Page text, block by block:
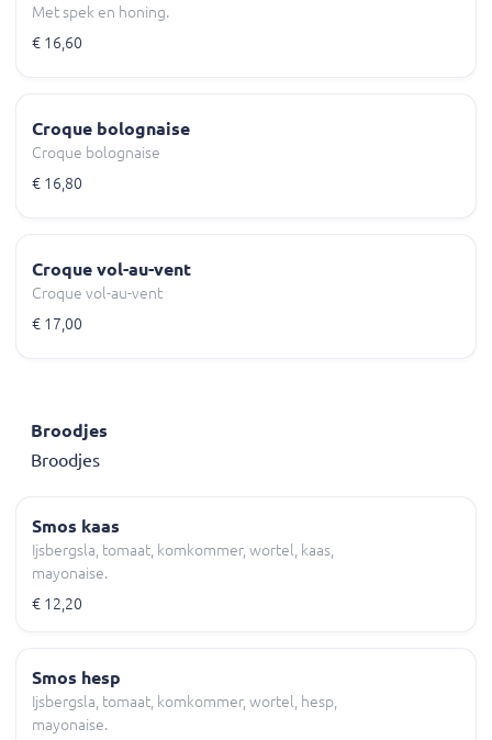
Met spek en honing.
€ 16,60
Croque bolognaise
Croque bolognaise
€ 16,80
Croque vol-au-vent
Croque vol-au-vent
€ 17,00
Broodjes
Broodjes
Smos kaas
Ijsbergsla, tomaat, komkommer, wortel, kaas,
mayonaise.
€ 12,20
Smos hesp
Ijsbergsla, tomaat, komkommer, wortel, hesp,
mayonaise.